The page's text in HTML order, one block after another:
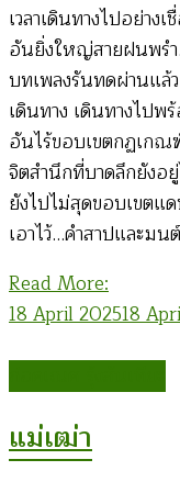
เวลาเดินทางไปอย่าง
อันยิ่งใหญ่สายฝนพรำ
บทเพลงรันทดผ่านแล้
เดินทาง เดินทางไปพ
อันไร้ขอบเขตกฏเกณ
จิตสำนึกที่บาดลึกยังอ
ยังไปไม่สุดขอบเขตแ
เอาไว้…คำสาปและม
Read More:
18 April 202518
แม่เฒ่า